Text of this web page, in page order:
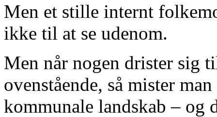
Men et stille internt
ikke til at se udenom.
Men når nogen drister sig
ovenstående, så mister
kommunale landskab – og